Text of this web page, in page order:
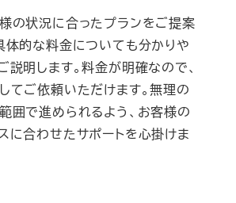
の状況に合ったプランをご提案
体的な料金についても分かりや
説明します。料金が明確なので、
てご依頼いただけます。無理の
囲で進められるよう、お客様の
に合わせたサポートを心掛けま